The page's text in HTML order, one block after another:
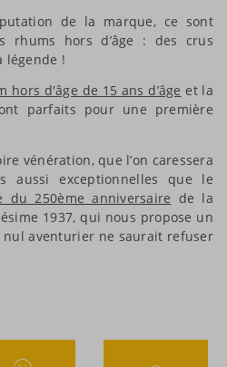
de la marque, ce sont
rhums hors d’âge : des crus
légende !
hors d'âge de 15 ans d’âge et la
parfaits pour une première
vénération, que l’on caressera
aussi exceptionnelles que le
du 250ème anniversaire de la
1937, qui nous propose un
nul aventurier ne saurait refuser